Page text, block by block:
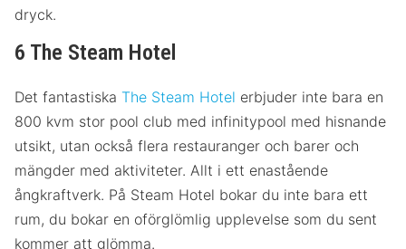
dryck.
6 The Steam Hotel
Det fantastiska The Steam Hotel erbjuder inte bara en
800 kvm stor pool club med infinitypool med hisnande
utsikt, utan också flera restauranger och barer och
mängder med aktiviteter. Allt i ett enastående
ångkraftverk. På Steam Hotel bokar du inte bara ett
rum, du bokar en oförglömlig upplevelse som du sent
kommer att glömma.